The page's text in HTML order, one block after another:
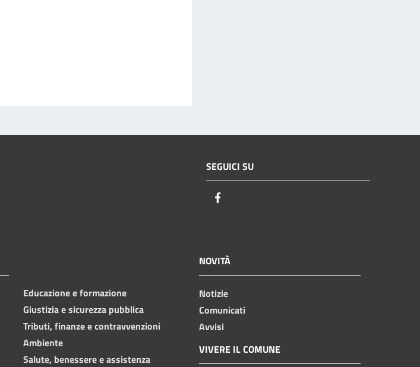
SEGUICI SU
Educazione e formazione
Giustizia e sicurezza pubblica
Tributi, finanze e contravvenzioni
Ambiente
Salute, benessere e assistenza
NOVITÀ
Notizie
Comunicati
Avvisi
VIVERE IL COMUNE